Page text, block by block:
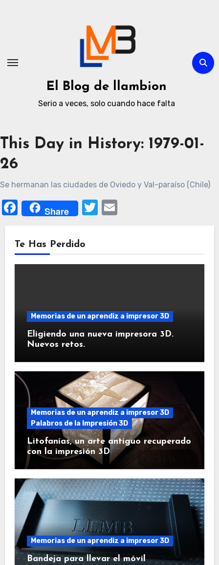
El Blog de llambion
Serio a veces, solo cuando hace falta
This Day in History: 1979-01-
26
Se hermanan las ciudades de Oviedo y Val-paraíso (Chile)
Facebook
Share Twitter
Te Has Perdido
Memorias de un aprendiz a impresor 3D
Eligiendo una nueva impresora 3D.
Nuevos retos.
Memorias de un aprendiz a impresor 3D
Palabros de la Impresión 3D
Litofanías, un arte antiguo recuperado
con la impresión 3D
Memorias de un aprendiz a impresor 3D
Bandeja para llevar el móvil